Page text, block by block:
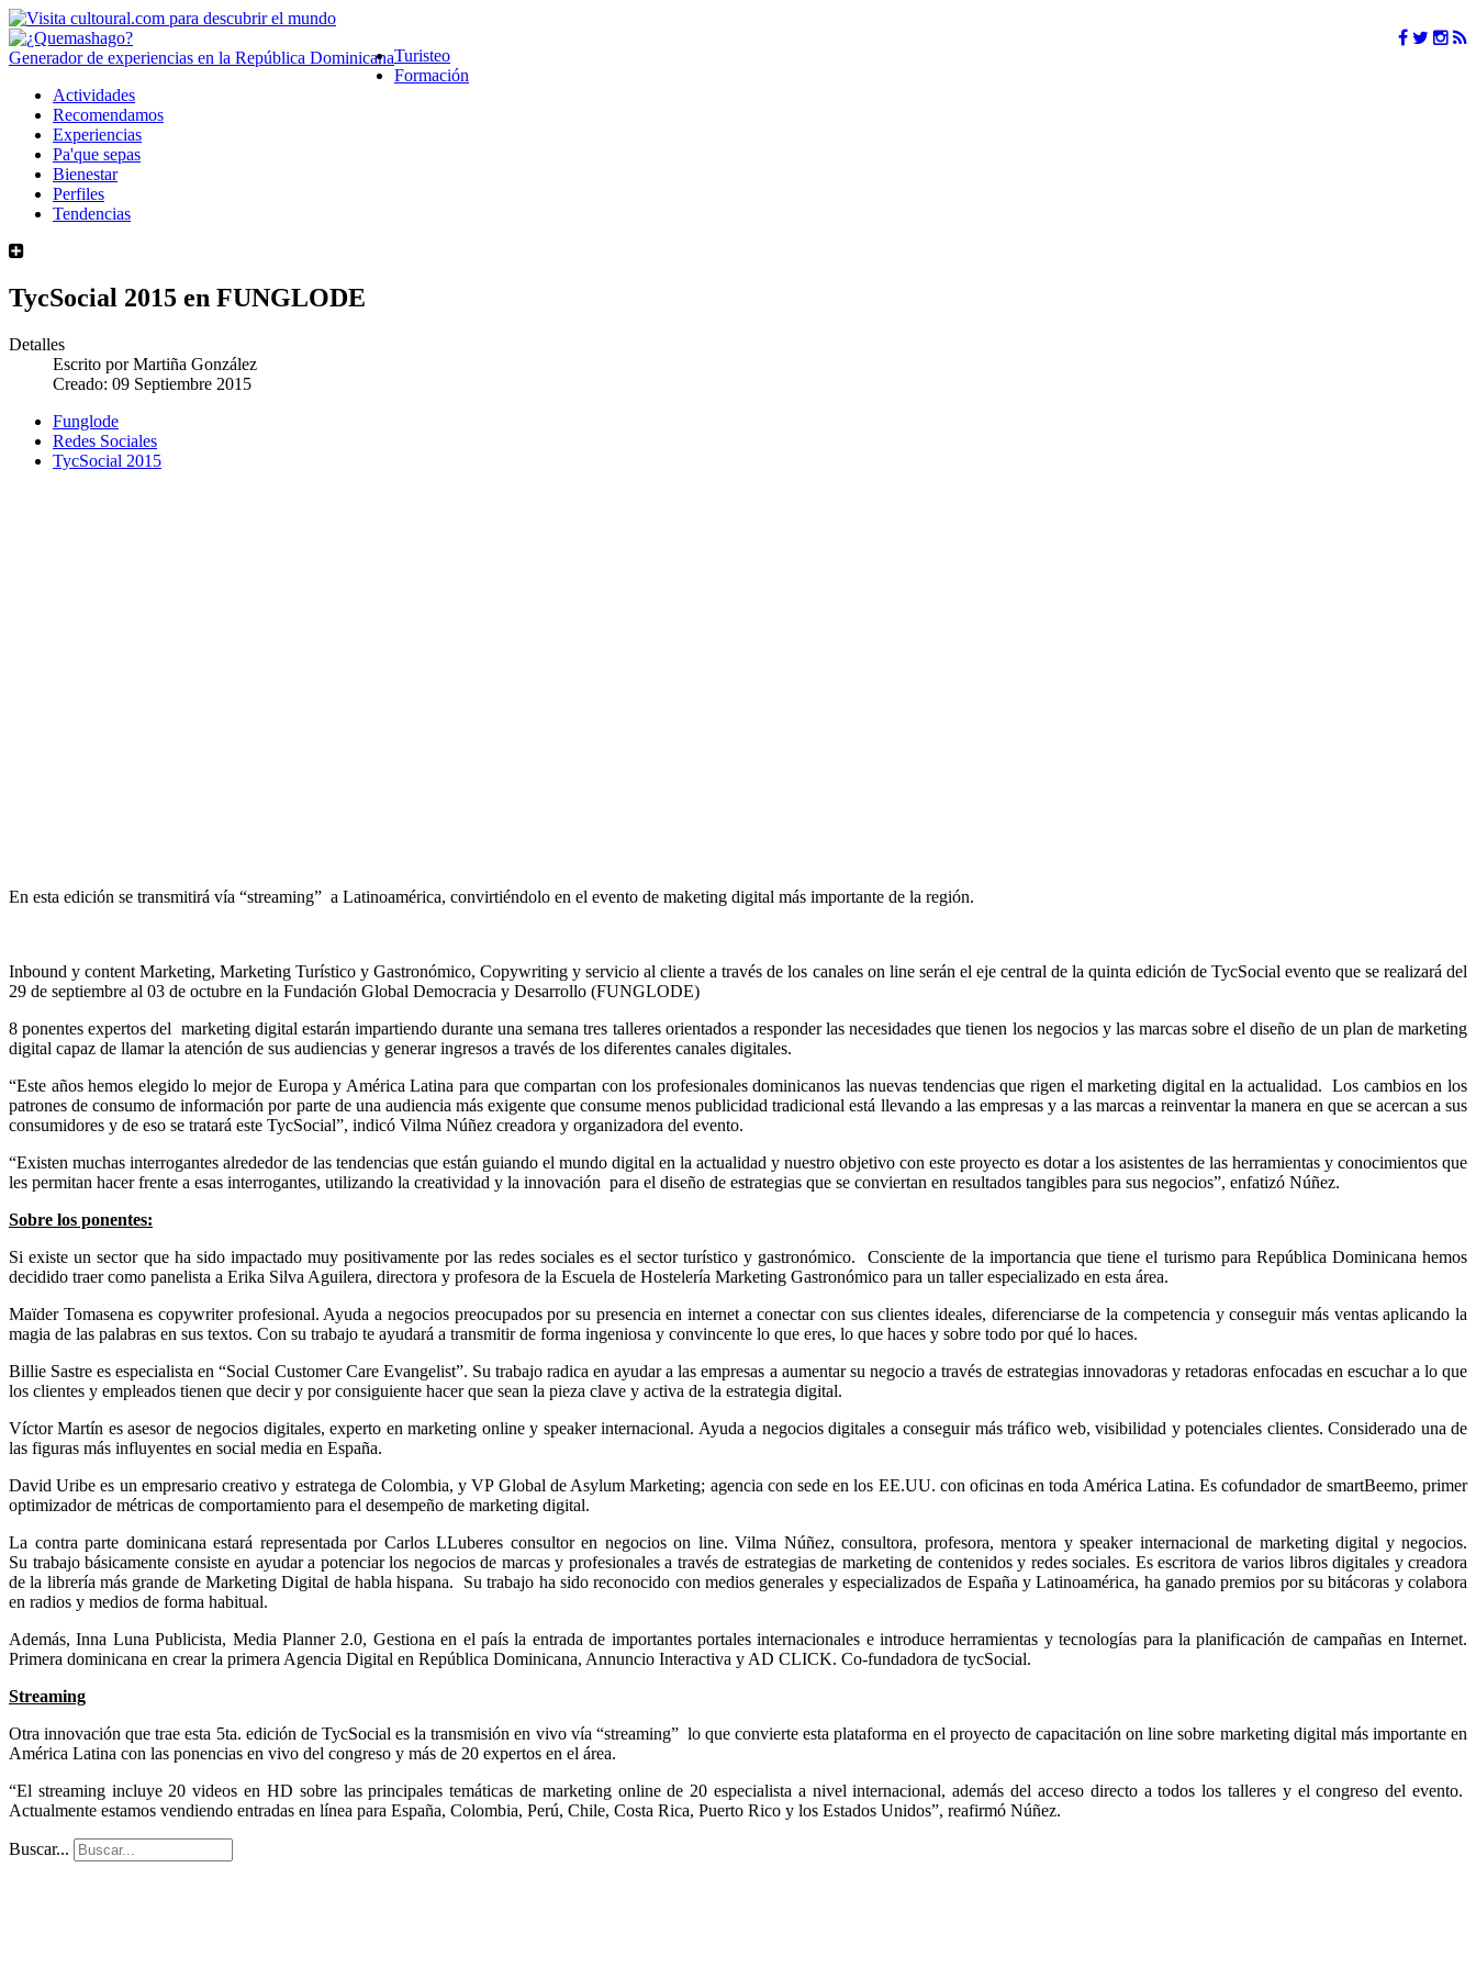
Generador de experiencias en la República DominicanaTuristeo
Formación
Actividades
Recomendamos
Experiencias
Pa'que sepas
Bienestar
Perfiles
Tendencias
TycSocial 2015 en FUNGLODE
Detalles
Escrito porMartiña González
Creado: 09 Septiembre 2015
Funglode
Redes Sociales
TycSocial 2015
En esta edición se transmitirá vía “streaming” a Latinoamérica, convirtiéndolo en el evento de maketing digital más importante de la región.
Inbound y content Marketing, Marketing Turístico y Gastronómico, Copywriting y servicio al cliente a través de los canales on line serán el eje central de la quinta edición de TycSocial evento que se realizará del
29 de septiembre al 03 de octubre en la Fundación Global Democracia y Desarrollo (FUNGLODE)
8 ponentes expertos del marketing digital estarán impartiendo durante una semana tres talleres orientados a responder las necesidades que tienen los negocios y las marcas sobre el diseño de un plan de marketing
digital capaz de llamar la atención de sus audiencias y generar ingresos a través de los diferentes canales digitales.
“Este años hemos elegido lo mejor de Europa y América Latina para que compartan con los profesionales dominicanos las nuevas tendencias que rigen el marketing digital en la actualidad. Los cambios en los
patrones de consumo de información por parte de una audiencia más exigente que consume menos publicidad tradicional está llevando a las empresas y a las marcas a reinventar la manera en que se acercan a sus
consumidores y de eso se tratará este TycSocial”, indicó Vilma Núñez creadora y organizadora del evento.
“Existen muchas interrogantes alrededor de las tendencias que están guiando el mundo digital en la actualidad y nuestro objetivo con este proyecto es dotar a los asistentes de las herramientas y conocimientos que
les permitan hacer frente a esas interrogantes, utilizando la creatividad y la innovación para el diseño de estrategias que se conviertan en resultados tangibles para sus negocios”, enfatizó Núñez.
Sobre los ponentes:
Si existe un sector que ha sido impactado muy positivamente por las redes sociales es el sector turístico y gastronómico. Consciente de la importancia que tiene el turismo para República Dominicana hemos
decidido traer como panelista a Erika Silva Aguilera, directora y profesora de la Escuela de Hostelería Marketing Gastronómico para un taller especializado en esta área.
Maïder Tomasena es copywriter profesional. Ayuda a negocios preocupados por su presencia en internet a conectar con sus clientes ideales, diferenciarse de la competencia y conseguir más ventas aplicando la
magia de las palabras en sus textos. Con su trabajo te ayudará a transmitir de forma ingeniosa y convincente lo que eres, lo que haces y sobre todo por qué lo haces.
Billie Sastre es especialista en “Social Customer Care Evangelist”. Su trabajo radica en ayudar a las empresas a aumentar su negocio a través de estrategias innovadoras y retadoras enfocadas en escuchar a lo que
los clientes y empleados tienen que decir y por consiguiente hacer que sean la pieza clave y activa de la estrategia digital.
Víctor Martín es asesor de negocios digitales, experto en marketing online y speaker internacional. Ayuda a negocios digitales a conseguir más tráfico web, visibilidad y potenciales clientes. Considerado una de
las figuras más influyentes en social media en España.
David Uribe es un empresario creativo y estratega de Colombia, y VP Global de Asylum Marketing; agencia con sede en los EE.UU. con oficinas en toda América Latina. Es cofundador de smartBeemo, primer
optimizador de métricas de comportamiento para el desempeño de marketing digital.
La contra parte dominicana estará representada por Carlos LLuberes consultor en negocios on line. Vilma Núñez, consultora, profesora, mentora y speaker internacional de marketing digital y negocios.
Su trabajo básicamente consiste en ayudar a potenciar los negocios de marcas y profesionales a través de estrategias de marketing de contenidos y redes sociales. Es escritora de varios libros digitales y creadora
de la librería más grande de Marketing Digital de habla hispana. Su trabajo ha sido reconocido con medios generales y especializados de España y Latinoamérica, ha ganado premios por su bitácoras y colabora
en radios y medios de forma habitual.
Además, Inna LunaPublicista, Media Planner 2.0, Gestiona en el país la entrada de importantes portales internacionales e introduce herramientas y tecnologías para la planificación de campañas en Internet.
Primera dominicana en crear la primera Agencia Digital en República Dominicana, Annuncio Interactiva y AD CLICK. Co-fundadora de tycSocial.
Streaming
Otra innovación que trae esta 5ta. edición de TycSocial es la transmisión en vivo vía “streaming” lo que convierte esta plataforma en el proyecto de capacitación on line sobre marketing digital más importante en
América Latina con las ponencias en vivo del congreso y más de 20 expertos en el área.
“El streaming incluye 20 videos en HD sobre las principales temáticas de marketing online de 20 especialista a nivel internacional, además del acceso directo a todos los talleres y el congreso del evento.
Actualmente estamos vendiendo entradas en línea para España, Colombia, Perú, Chile, Costa Rica, Puerto Rico y los Estados Unidos”, reafirmó Núñez.
Buscar...